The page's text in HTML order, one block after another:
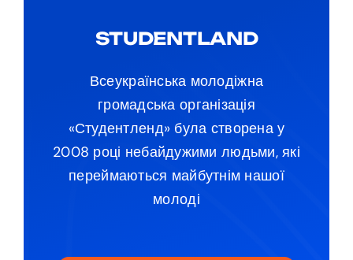
STUDENTLAND
Всеукраїнська молодіжна
громадська організація
«Студентленд» була створена у
2008 році небайдужими людьми, які
переймаються майбутнім нашої
молоді